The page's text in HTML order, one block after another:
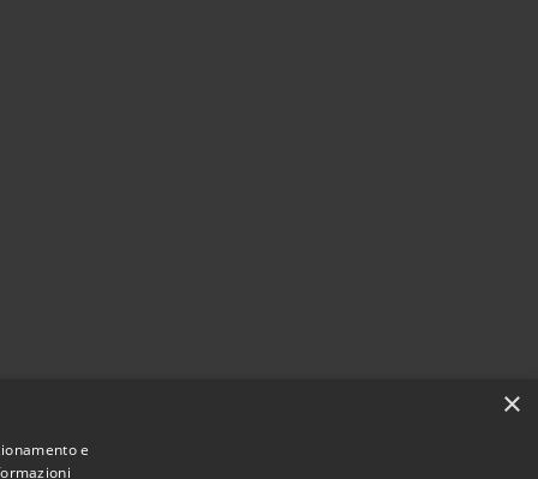
×
e